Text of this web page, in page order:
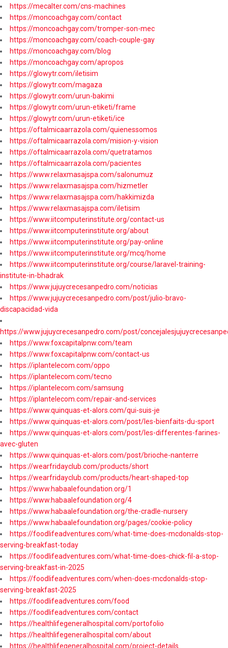
https://mecalter.com/cns-machines
https://moncoachgay.com/contact
https://moncoachgay.com/tromper-son-mec
https://moncoachgay.com/coach-couple-gay
https://moncoachgay.com/blog
https://moncoachgay.com/apropos
https://glowytr.com/iletisim
https://glowytr.com/magaza
https://glowytr.com/urun-bakimi
https://glowytr.com/urun-etiketi/frame
https://glowytr.com/urun-etiketi/ice
https://oftalmicaarrazola.com/quienessomos
https://oftalmicaarrazola.com/mision-y-vision
https://oftalmicaarrazola.com/quetratamos
https://oftalmicaarrazola.com/pacientes
https://www.relaxmasajspa.com/salonumuz
https://www.relaxmasajspa.com/hizmetler
https://www.relaxmasajspa.com/hakkimizda
https://www.relaxmasajspa.com/iletisim
https://www.iitcomputerinstitute.org/contact-us
https://www.iitcomputerinstitute.org/about
https://www.iitcomputerinstitute.org/pay-online
https://www.iitcomputerinstitute.org/mcq/home
https://www.iitcomputerinstitute.org/course/laravel-training-
institute-in-bhadrak
https://www.jujuycrecesanpedro.com/noticias
https://www.jujuycrecesanpedro.com/post/julio-bravo-
discapacidad-vida
https://www.jujuycrecesanpedro.com/post/
https://www.foxcapitalpnw.com/team
https://www.foxcapitalpnw.com/contact-us
https://iplantelecom.com/oppo
https://iplantelecom.com/tecno
https://iplantelecom.com/samsung
https://iplantelecom.com/repair-and-services
https://www.quinquas-et-alors.com/qui-suis-je
https://www.quinquas-et-alors.com/post/les-bienfaits-du-sport
https://www.quinquas-et-alors.com/post/les-differentes-farines-
avec-gluten
https://www.quinquas-et-alors.com/post/brioche-nanterre
https://wearfridayclub.com/products/short
https://wearfridayclub.com/products/heart-shaped-top
https://www.habaalefoundation.org/1
https://www.habaalefoundation.org/4
https://www.habaalefoundation.org/the-cradle-nursery
https://www.habaalefoundation.org/pages/cookie-policy
https://foodlifeadventures.com/what-time-does-mcdonalds-stop-
serving-breakfast-today
https://foodlifeadventures.com/what-time-does-chick-fil-a-stop-
serving-breakfast-in-2025
https://foodlifeadventures.com/when-does-mcdonalds-stop-
serving-breakfast-2025
https://foodlifeadventures.com/food
https://foodlifeadventures.com/contact
https://healthlifegeneralhospital.com/portofolio
https://healthlifegeneralhospital.com/about
https://healthlifegeneralhospital.com/project-details